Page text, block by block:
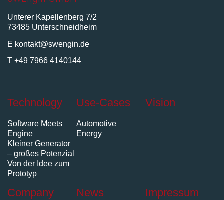
Unterer Kapellenberg 7/2
73485 Unterschneidheim
E kontakt@swengin.de
T +49 7966 4140144
Technology
Software Meets
Engine
Kleiner Generator
– großes Potenzial
Von der Idee zum
Prototyp
Use-Cases
Automotive
Energy
Vision
Company News Impressum